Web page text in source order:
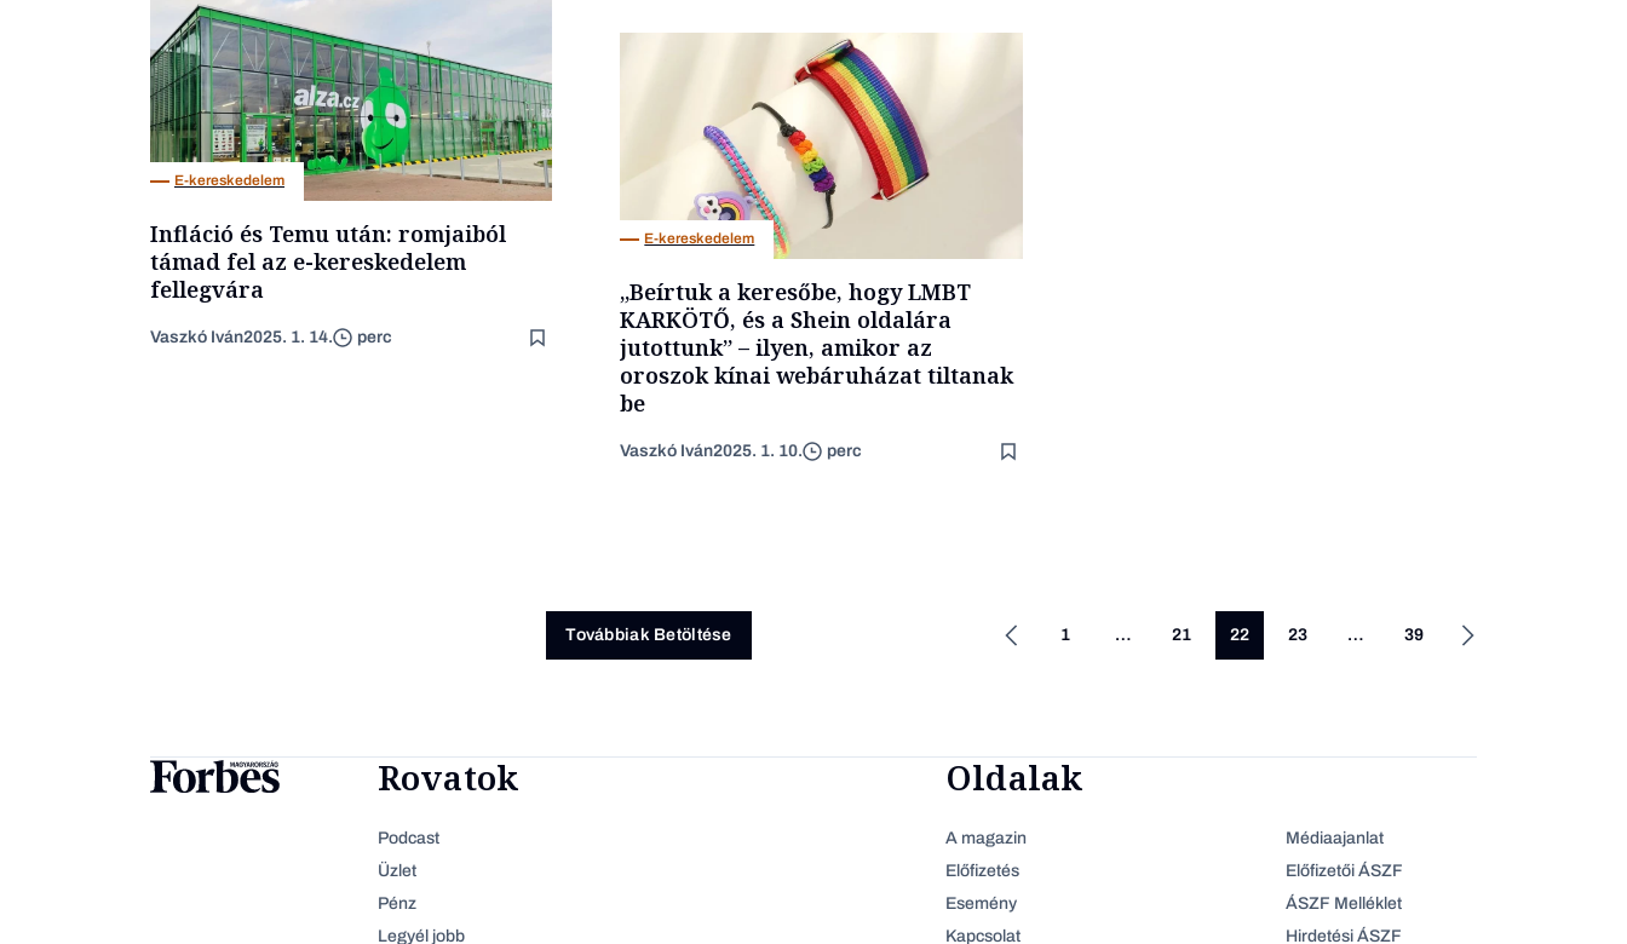
E-kereskedelem
Infláció és Temu után: romjaiból
támad fel az e-kereskedelem
fellegvára
Vaszkó Iván2025. 1. 14. perc
E-kereskedelem
„Beírtuk a keresőbe, hogy LMBT
KARKÖTŐ, és a Shein oldalára
jutottunk” – ilyen, amikor az
oroszok kínai webáruházat tiltanak
be
Vaszkó Iván2025. 1. 10. perc
Továbbiak Betöltése 1 … 21 22 23 … 39
Rovatok
Podcast
Üzlet
Pénz
Legyél jobb
Oldalak
A magazin
Előfizetés
Esemény
Kapcsolat
Médiaajanlat
Előfizetői ÁSZF
ÁSZF Melléklet
Hirdetési ÁSZF